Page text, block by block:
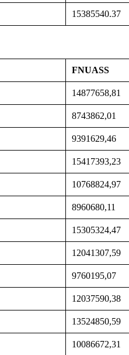
15385540.37
FNUASS
14877658,81
8743862,01
9391629,46
15417393,23
10768824,97
8960680,11
15305324,47
12041307,59
9760195,07
12037590,38
13524850,59
10086672,31